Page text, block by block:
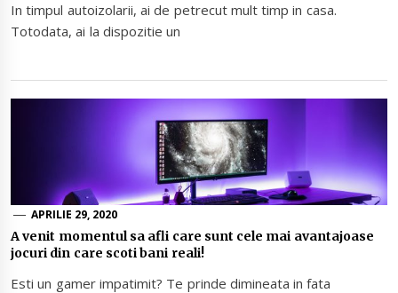
In timpul autoizolarii, ai de petrecut mult timp in casa.
Totodata, ai la dispozitie un
APRILIE 29, 2020
A venit momentul sa afli care sunt cele mai avantajoase
jocuri din care scoti bani reali!
Esti un gamer impatimit? Te prinde dimineata in fata